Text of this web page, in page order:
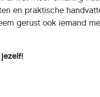
en praktische
gerust ook iemand